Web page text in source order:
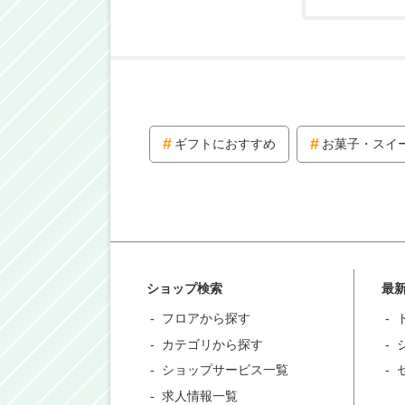
ギフトにおすすめ お菓子・スイ
ショップ検索
フロアから探す
カテゴリから探す
ショップサービス一覧
求人情報一覧
最